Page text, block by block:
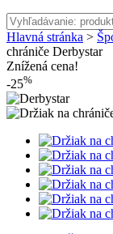
Hlavná stránka >
chrániče Derbystar
Znížená cena!
-25%